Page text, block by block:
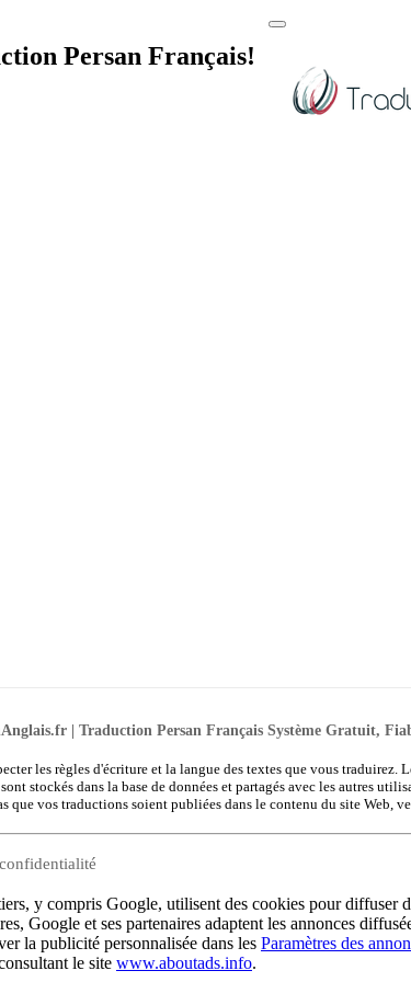
Persan Français!
| Traduction Persan Français Système Gratuit,
les règles d'écriture et la langue des textes que vous
stockés dans la base de données et partagés avec les autres
que vos traductions soient publiées dans le contenu du site Web,
y compris Google, utilisent des cookies pour diffuser
Google et ses partenaires adaptent les annonces
la publicité personnalisée dans les Paramètres des
le site www.aboutads.info.